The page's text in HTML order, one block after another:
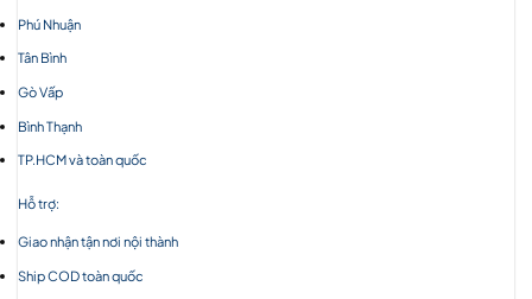
Phú Nhuận
Tân Bình
Gò Vấp
Bình Thạnh
TP.HCM và toàn quốc
Hỗ trợ:
Giao nhận tận nơi nội thành
Ship COD toàn quốc